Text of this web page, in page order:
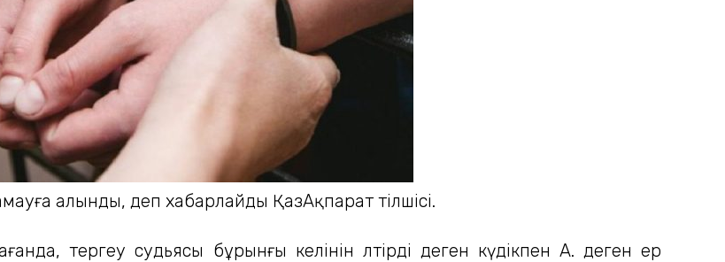
алынды, деп хабарлайды ҚазАқпарат тілшісі.
тергеу судьясы бұрынғы келінін өлтірді деген күдікпен А. деген ер